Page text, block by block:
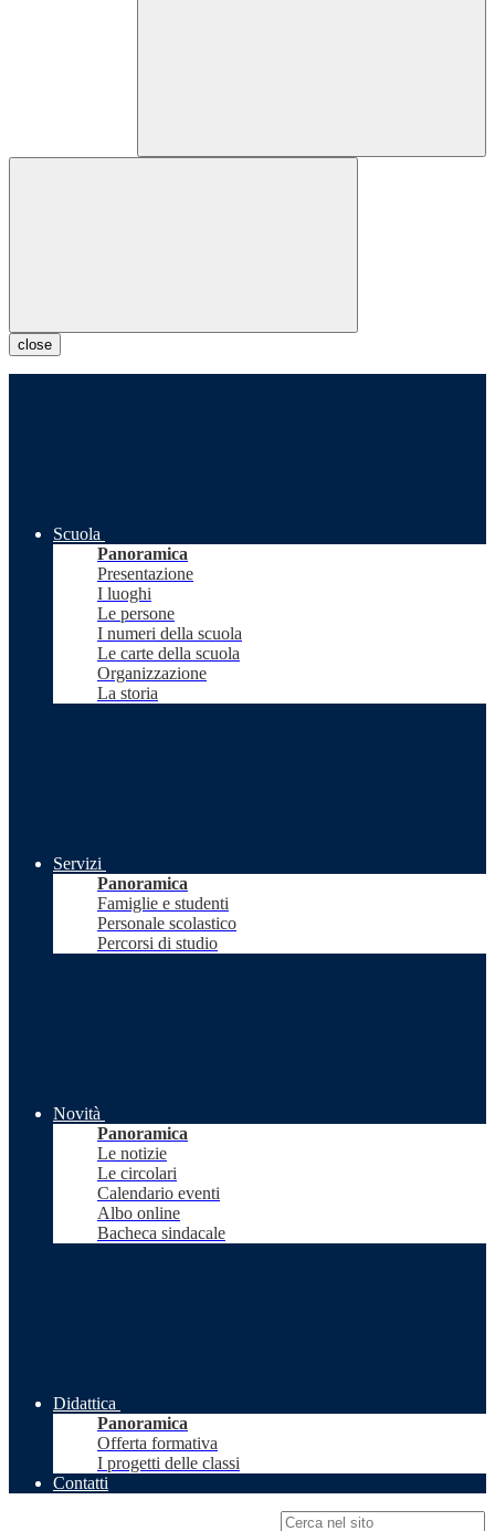
close
Scuola
Panoramica
Presentazione
I luoghi
Le persone
I numeri della scuola
Le carte della scuola
Organizzazione
La storia
Servizi
Panoramica
Famiglie e studenti
Personale scolastico
Percorsi di studio
Novità
Panoramica
Le notizie
Le circolari
Calendario eventi
Albo online
Bacheca sindacale
Didattica
Panoramica
Offerta formativa
I progetti delle classi
Contatti